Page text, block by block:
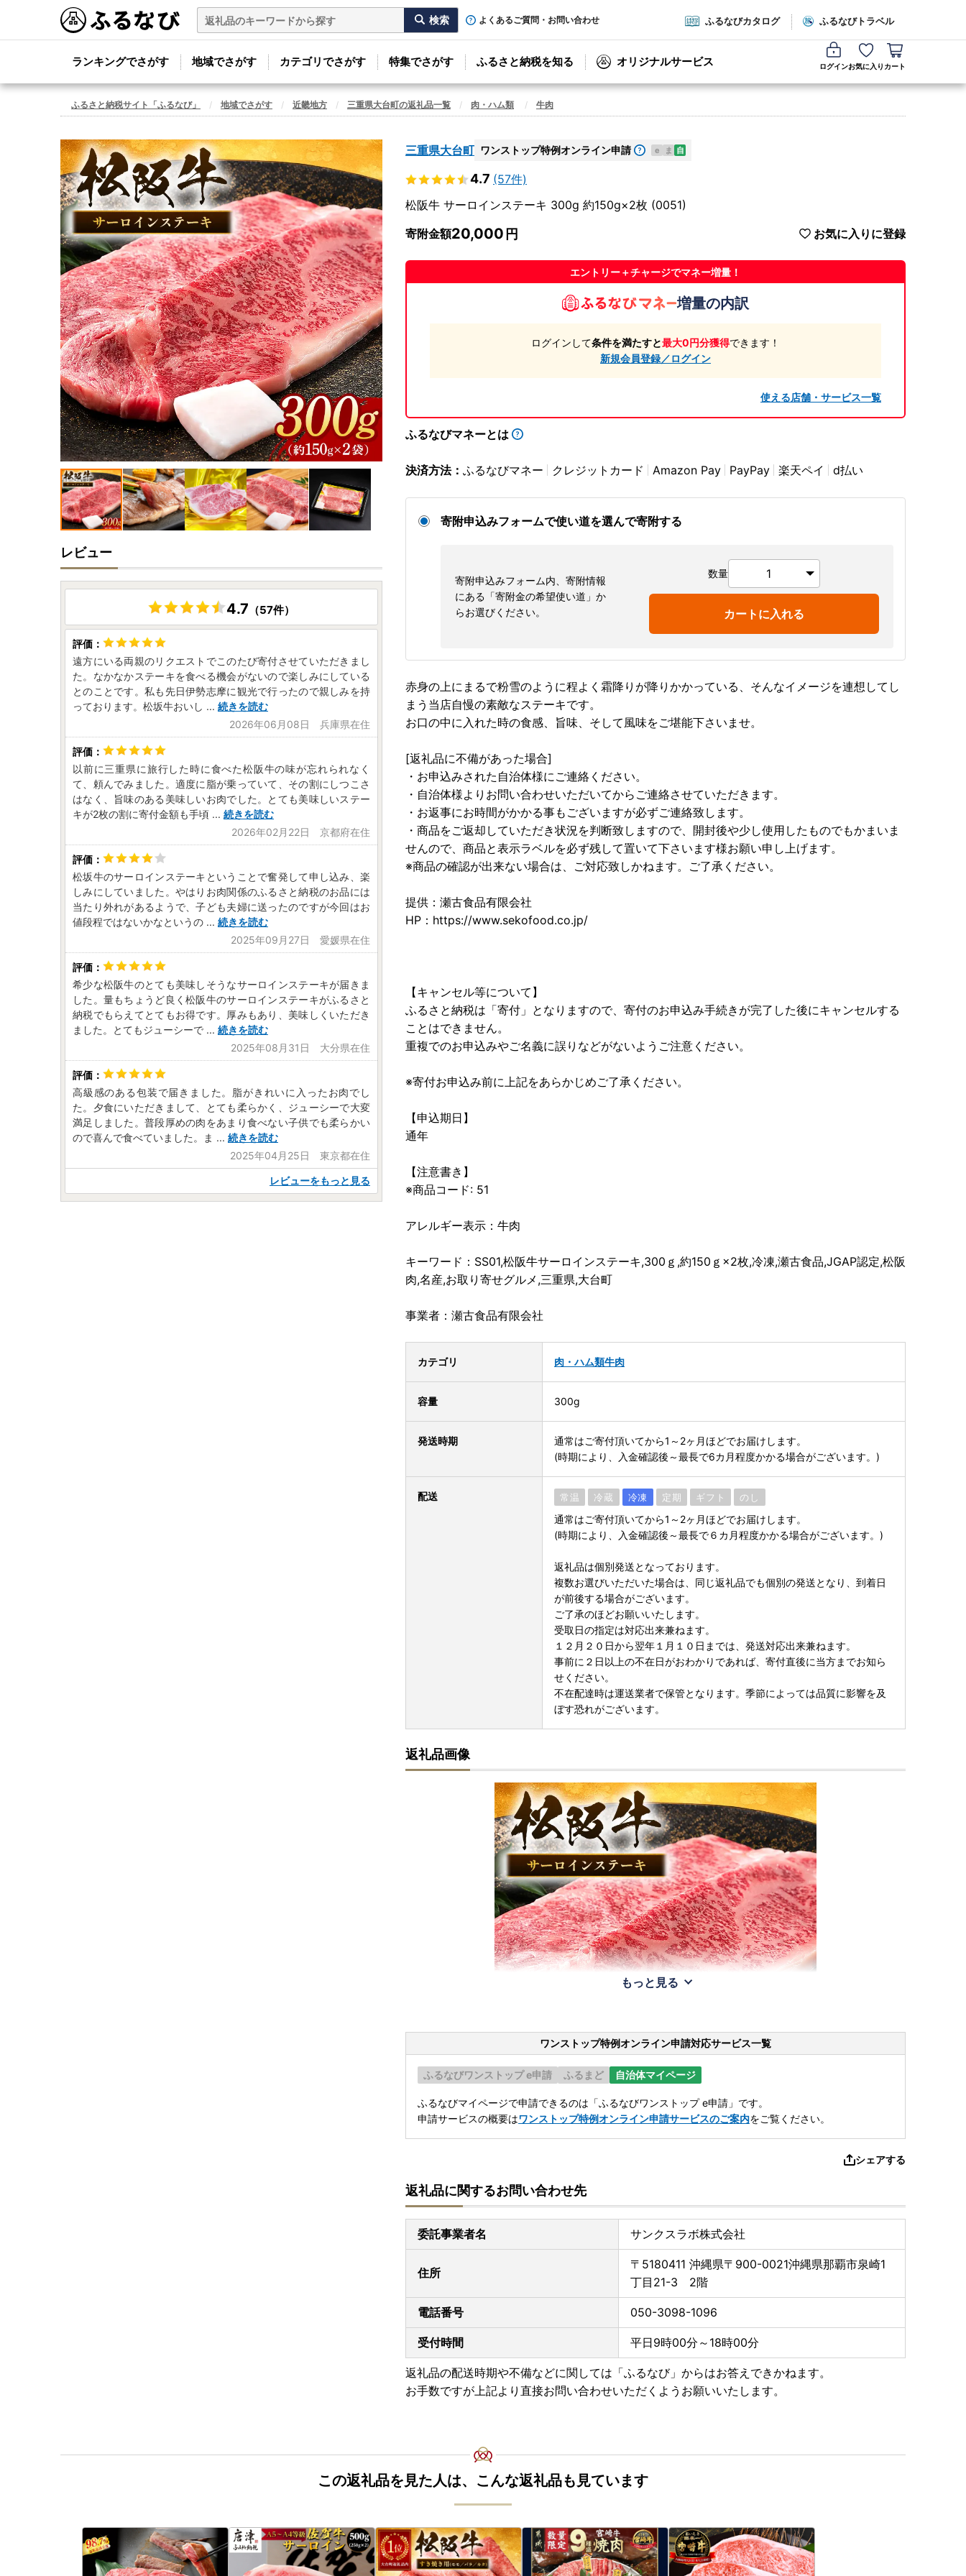
よくあるご質問・お問い合わせ ふるなびカタログ ふるなびトラベル
ランキングでさがす 地域でさがす カテゴリでさがす 特集でさがす ふるさと納税を知る オリジナルサービス ログインお気に入り カート
ふるさと納税サイト「ふるなび」 地域でさがす 近畿地方 三重県大台町の返礼品一覧 肉・ハム類 牛肉
三重県大台町 ワンストップ特例オンライン申請 e ま 自
4.7 (57件)
松阪牛 サーロインステーキ 300g 約150g×2枚 (0051)
寄附金額20,000 お気に入りに登録
エントリー＋チャージでマネー増量！
増量の内訳
ログインして条件を満たすと最大0円分獲得できます！
新規会員登録／ログイン
使える店舗・サービス一覧
ふるなびマネーとは
決済方法： ふるなびマネー クレジットカード Amazon Pay PayPay 楽天ペイ d払い
寄附申込みフォームで使い道を選んで寄附する
寄附申込みフォーム内、寄附情報
にある「寄附金の希望使い道」か
らお選びください。
数量
カートに入れる
赤身の上にまるで粉雪のように程よく霜降りが降りかかっている、そんなイメージを連想してし
まう当店自慢の素敵なステーキです。
お口の中に入れた時の食感、旨味、そして風味をご堪能下さいませ。
[返礼品に不備があった場合]
・お申込みされた自治体様にご連絡ください。
・自治体様よりお問い合わせいただいてからご連絡させていただきます。
・お返事にお時間がかかる事もございますが必ずご連絡致します。
・商品をご返却していただき状況を判断致しますので、開封後や少し使用したものでもかまいま
せんので、商品と表示ラベルを必ず残して置いて下さいます様お願い申し上げます。
※商品の確認が出来ない場合は、ご対応致しかねます。ご了承ください。
提供：瀬古食品有限会社
HP：https://www.sekofood.co.jp/
【キャンセル等について】
ふるさと納税は「寄付」となりますので、寄付のお申込み手続きが完了した後にキャンセルする
ことはできません。
重複でのお申込みやご名義に誤りなどがないようご注意ください。
※寄付お申込み前に上記をあらかじめご了承ください。
【申込期日】
通年
【注意書き】
※商品コード: 51
アレルギー表示：牛肉
キーワード：SS01,松阪牛サーロインステーキ,300ｇ,約150ｇ×2枚,冷凍,瀬古食品,JGAP認定,松阪
肉,名産,お取り寄せグルメ,三重県,大台町
事業者：瀬古食品有限会社
カテゴリ 肉・ハム類牛肉
容量 300g
発送時期
通常はご寄付頂いてから1～2ヶ月ほどでお届けします。
(時期により、入金確認後～最長で6カ月程度かかる場合がございます。)
配送 常温 冷蔵 冷凍 定期 ギフト のし
通常はご寄付頂いてから1～2ヶ月ほどでお届けします。
(時期により、入金確認後～最長で６カ月程度かかる場合がございます。)
返礼品は個別発送となっております。
複数お選びいただいた場合は、同じ返礼品でも個別の発送となり、到着日
が前後する場合がございます。
ご了承のほどお願いいたします。
受取日の指定は対応出来兼ねます。
１２月２０日から翌年１月１０日までは、発送対応出来兼ねます。
事前に２日以上の不在日がおわかりであれば、寄付直後に当方までお知ら
せください。
不在配達時は運送業者で保管となります。季節によっては品質に影響を及
ぼす恐れがございます。
返礼品画像
もっと見る
ワンストップ特例オンライン申請対応サービス一覧
ふるなびワンストップ e申請 ふるまど 自治体マイページ
ふるなびマイページで申請できるのは「ふるなびワンストップ e申請」です。
申請サービスの概要はワンストップ特例オンライン申請サービスのご案内をご覧ください。
シェアする
返礼品に関するお問い合わせ先
委託事業者名 サンクスラボ株式会社
住所
〒5180411 沖縄県〒900-0021沖縄県那覇市泉崎1
丁目21-3 2階
電話番号 050-3098-1096
受付時間 平日9時00分～18時00分
返礼品の配送時期や不備などに関しては「ふるなび」からはお答えできかねます。
お手数ですが上記より直接お問い合わせいただくようお願いいたします。
レビュー
4.7 （57件）
遠方にいる両親のリクエストでこのたび寄付させていただきまし
た。なかなかステーキを食べる機会がないので楽しみにしている
とのことです。私も先日伊勢志摩に観光で行ったので親しみを持
っております。松坂牛おいし ... 続きを読む
2026年06月08日 兵庫県在住
以前に三重県に旅行した時に食べた松阪牛の味が忘れられなく
て、頼んでみました。適度に脂が乗っていて、その割にしつこさ
はなく、旨味のある美味しいお肉でした。とても美味しいステー
キが2枚の割に寄付金額も手頃 ... 続きを読む
2026年02月22日 京都府在住
松坂牛のサーロインステーキということで奮発して申し込み、楽
しみにしていました。やはりお肉関係のふるさと納税のお品には
当たり外れがあるようで、子ども夫婦に送ったのですが今回はお
値段程ではないかなというの ... 続きを読む
2025年09月27日 愛媛県在住
希少な松阪牛のとても美味しそうなサーロインステーキが届きま
した。量もちょうど良く松阪牛のサーロインステーキがふるさと
納税でもらえてとてもお得です。厚みもあり、美味しくいただき
ました。とてもジューシーで ... 続きを読む
2025年08月31日 大分県在住
高級感のある包装で届きました。脂がきれいに入ったお肉でし
た。夕食にいただきまして、とても柔らかく、ジューシーで大変
満足しました。普段厚めの肉をあまり食べない子供でも柔らかい
ので喜んで食べていました。ま ... 続きを読む
2025年04月25日 東京都在住
レビューをもっと見る
この返礼品を見た人は、こんな返礼品も見ています